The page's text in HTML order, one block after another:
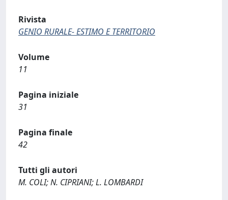
Rivista
GENIO RURALE- ESTIMO E TERRITORIO
Volume
11
Pagina iniziale
31
Pagina finale
42
Tutti gli autori
M. COLI; N. CIPRIANI; L. LOMBARDI